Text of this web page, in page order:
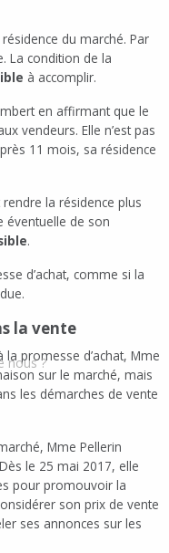
du marché. Par
La condition de la
à accomplir.
en affirmant que le
vendeurs. Elle n’est pas
11 mois, sa résidence
la résidence plus
éventuelle de son
.
d’achat, comme si la
la vente
promesse d’achat, Mme
sur le marché, mais
les démarches de vente
Mme Pellerin
le 25 mai 2017, elle
pour promouvoir la
son prix de vente
ses annonces sur les
nous ?